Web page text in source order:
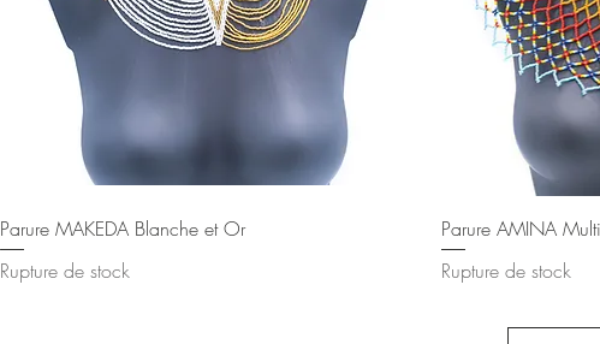
Aperçu rapide
Parure MAKEDA Blanche et Or
Rupture de stock
Parure AMINA
Rupture de stock